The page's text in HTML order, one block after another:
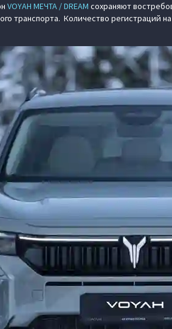
VOYAH МЕЧТА / DREAM сохраняют
транспорта. Количество регистраций